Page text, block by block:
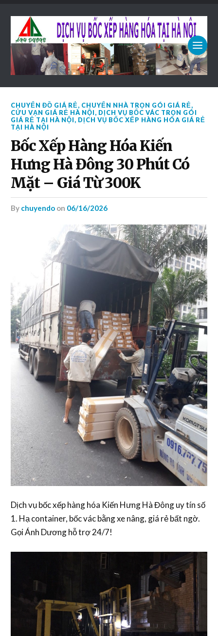
CHUYỂN ĐỒ GIÁ RẺ, CHUYỂN NHÀ TRỌN GÓI GIÁ RẺ,
CỬU VẠN GIÁ RẺ HÀ NỘI, DỊCH VỤ BỐC VÁC TRỌN GÓI
GIÁ RẺ TẠI HÀ NỘI, DỊCH VỤ BỐC XẾP HÀNG HÓA GIÁ RẺ
TẠI HÀ NỘI
Bốc Xếp Hàng Hóa Kiến
Hưng Hà Đông 30 Phút Có
Mặt – Giá Từ 300K
by chuyendo on 06/16/2026
Dịch vụ bốc xếp hàng hóa Kiến Hưng Hà Đông uy tín số
1. Hạ container, bốc vác bằng xe nâng, giá rẻ bất ngờ.
Gọi Ánh Dương hỗ trợ 24/7!